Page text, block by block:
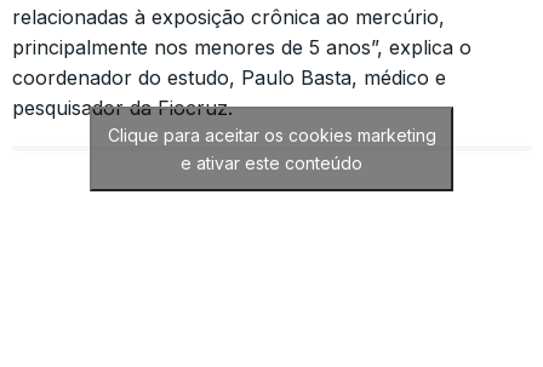
relacionadas à exposição crônica ao mercúrio,
principalmente nos menores de 5 anos”, explica o
coordenador do estudo, Paulo Basta, médico e
pesquisador da Fiocruz.
Clique para aceitar os cookies marketing
e ativar este conteúdo